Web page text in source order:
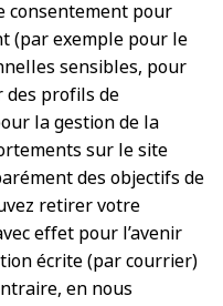
consentement pour
(par exemple pour le
sensibles, pour
des profils de
la gestion de la
sur le site
des objectifs de
retirer votre
effet pour l’avenir
écrite (par courrier)
en nous